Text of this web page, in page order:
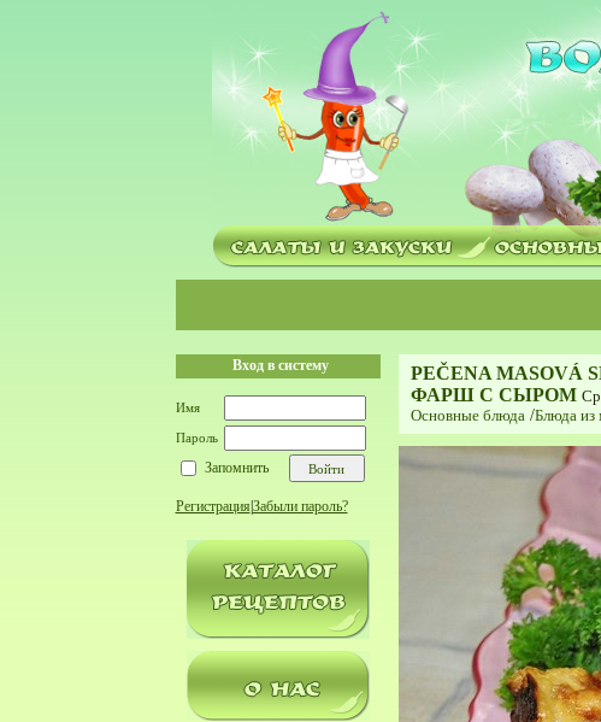
Вход в систему
Имя
Пароль
Запомнить
Регистрация Забыли пароль?
PEČENA
ФАРШ С СЫРОМ
Основные блюда/Блюда из